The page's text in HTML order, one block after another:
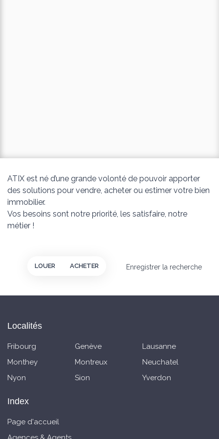
ATIX est né d’une grande volonté de pouvoir apporter
des solutions pour vendre, acheter ou estimer votre bien
immobilier.
Vos besoins sont notre priorité, les satisfaire, notre
métier !
Enregistrer la recherche
LOUER ACHETER
Localités
Fribourg Genève
Lausanne
Monthey
Montreux
Neuchatel
Nyon
Sion Yverdon
Index
Page d'accueil